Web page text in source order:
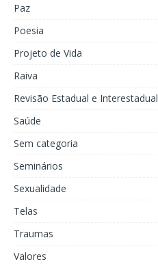
Paz
Poesia
Projeto de Vida
Raiva
Revisão Estadual e Interestadual
Saúde
Sem categoria
Seminários
Sexualidade
Telas
Traumas
Valores